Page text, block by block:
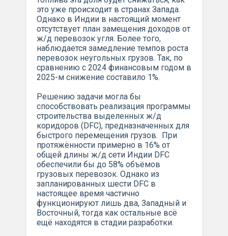
это уже происходит в странах Запада.
Однако в Индии в настоящий момент
отсутствует план замещения доходов от
ж/д перевозок угля. Более того,
наблюдается замедление темпов роста
перевозок неугольных грузов. Так, по
сравнению с 2024 финансовым годом в
2025-м снижение составило 1%.
Решению задачи могла бы
способствовать реализация программы
строительства выделенных ж/д
коридоров (DFC), предназначенных для
быстрого перемещения грузов. При
протяжённости примерно в 16% от
общей длины ж/д сети Индии DFC
обеспечили бы до 58% объёмов
грузовых перевозок. Однако из
запланированных шести DFC в
настоящее время частично
функционируют лишь два, Западный и
Восточный, тогда как остальные всё
ещё находятся в стадии разработки.